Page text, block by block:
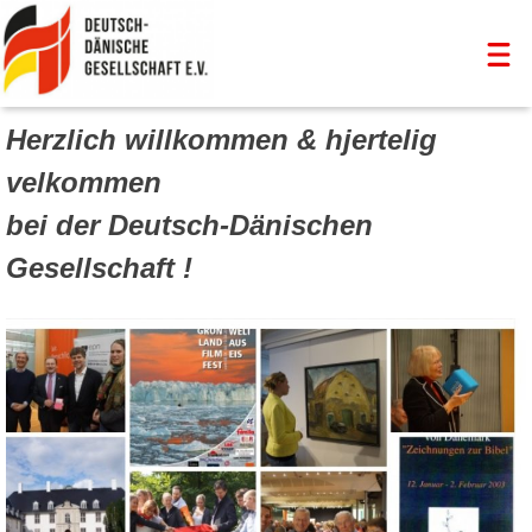
Skip
toDeutsch-Dänische Gesellschaft Kiel
für eine bessere Völkerverständigung
Herzlich willkommen & hjertelig
velkommen
bei der Deutsch-Dänischen
Gesellschaft !